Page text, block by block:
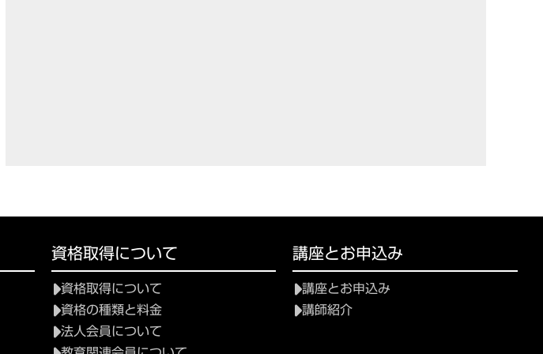
資格取得について
資格取得について
資格の種類と料金
法人会員について
講座とお申込み
講座とお申込み
講師紹介